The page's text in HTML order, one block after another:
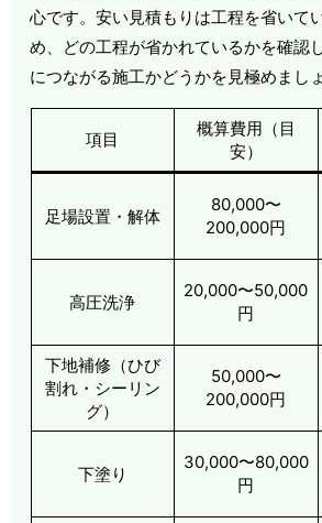
心です。安い見積もりは工程を省いて
め、どの工程が省かれているかを確認
につながる施工かどうかを見極めましょ
項目
概算費用（目
安）
足場設置・解体
80,000〜
200,000円
高圧洗浄
20,000〜50,000
円
下地補修（ひび
割れ・シーリン
グ）
50,000〜
200,000円
下塗り
30,000〜80,000
円